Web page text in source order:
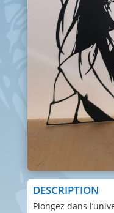
DESCRIPTION
Plongez dans